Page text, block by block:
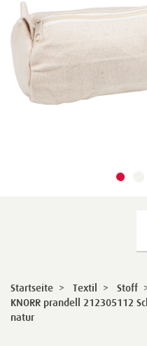
Startseite > Textil > Stoff
KNORR prandell 212305112
natur